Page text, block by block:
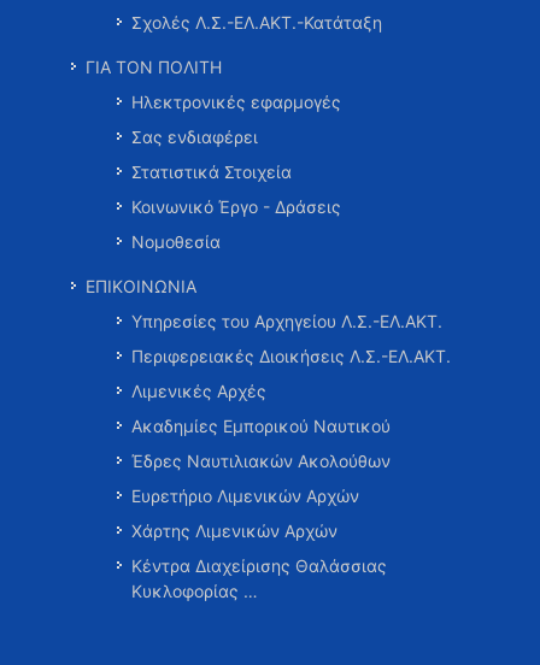
Σχολές Λ.Σ.-ΕΛ.ΑΚΤ.-Κατάταξη
ΓΙΑ ΤΟΝ ΠΟΛΙΤΗ
Ηλεκτρονικές εφαρμογές
Σας ενδιαφέρει
Στατιστικά Στοιχεία
Κοινωνικό Έργο - Δράσεις
Νομοθεσία
ΕΠΙΚΟΙΝΩΝΙΑ
Υπηρεσίες του Αρχηγείου Λ.Σ.-ΕΛ.ΑΚΤ.
Περιφερειακές Διοικήσεις Λ.Σ.-ΕΛ.ΑΚΤ.
Λιμενικές Αρχές
Ακαδημίες Εμπορικού Ναυτικού
Έδρες Ναυτιλιακών Ακολούθων
Ευρετήριο Λιμενικών Αρχών
Χάρτης Λιμενικών Αρχών
Κέντρα Διαχείρισης Θαλάσσιας
Κυκλοφορίας …